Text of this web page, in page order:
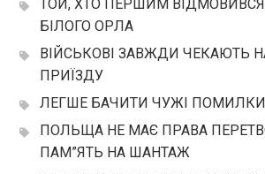
ТОЙ, ХТО ПЕРШИМ
БІЛОГО ОРЛА
ВІЙСЬКОВІ ЗАВЖДИ ЧЕКАЮТЬ
ПРИЇЗДУ
ЛЕГШЕ БАЧИТИ ЧУЖІ ПОМИЛКИ,
ПОЛЬЩА НЕ МАЄ ПРАВА
ПАМ”ЯТЬ НА ШАНТАЖ